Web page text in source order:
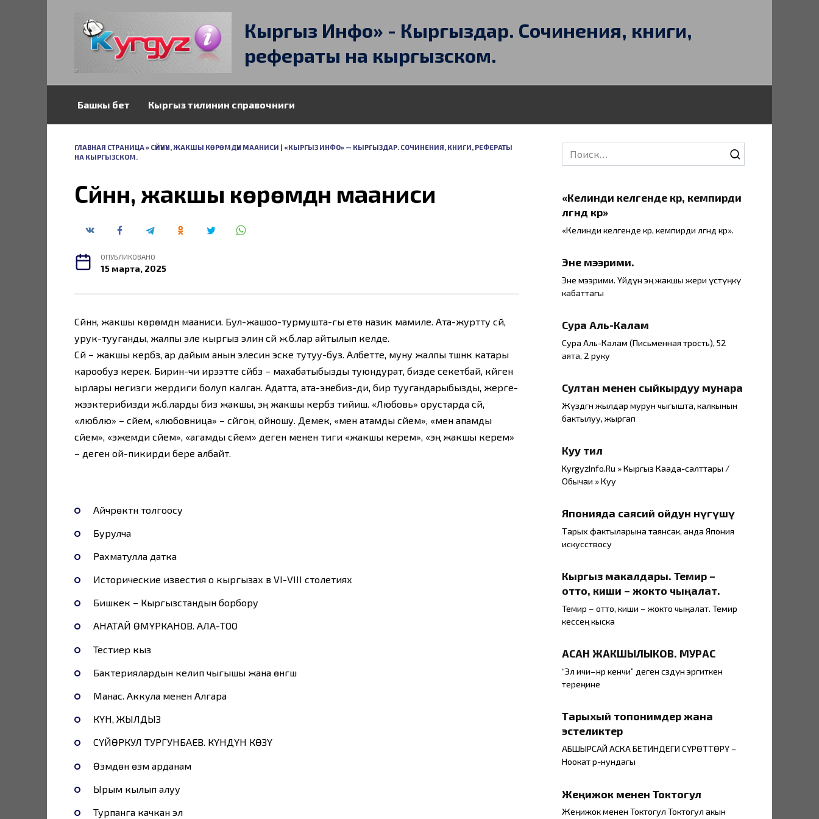
Кыргыз Инфо» - Кыргыздар. Сочинения, книги,
рефераты на кыргызском.
Башкы бет Кыргыз тилинин справочниги
ГЛАВНАЯ СТРАНИЦА» СҮЙҮҮНҮН, ЖАКШЫ КӨРӨМДҮН МААНИСИ | «КЫРГЫЗ ИНФО» — КЫРГЫЗДАР. СОЧИНЕНИЯ, КНИГИ, РЕФЕРАТЫ
НА КЫРГЫЗСКОМ.
Сүйүүнүн, жакшы көрөмдүн мааниси
ОПУБЛИКОВАНО
15 марта, 2025
Сүйүүнүн, жакшы көрөмдүн мааниси. Бул-жашоо-турмушта-гы етө назик мамиле. Ата-журтту сүйүү,
урук-тууганды, жалпы эле кыргыз элин сүйүү ж.б.лар айтылып келүүде.
Сүйүү – жакшы керүүбүз, ар дайым анын элесин эске тутуу-буз. Албетте, муну жалпы түшүнүк катары
карообуз керек. Бирин-чи ирээтте сүйүүбүз – махабатыбызды туюндурат, бизде секетбай, күйген
ырлары негизги жердиги болуп калган. Адатта, ата-энебиз-ди, бир туугандарыбызды, жерге-
жээктерибизди ж.б.ларды биз жакшы, эң жакшы керүүбүз тийиш. «Любовь» орустарда сүйүү,
«люблю» – сүйем, «любовница» – сүйгонү, ойношу. Демек, «мен атамды сүйем», «мен апамды
сүйем», «эжемди сүйем», «агамды сүйем» деген менен тиги «жакшы керем», «эң жакшы керем»
– де­ген ой-пикирди бере албайт.
Айчүрөктүн толгоосу
Бурулча
Рахматулла датка
Исторические известия о кыргызах в VI-VIII столетиях
Бишкек – Кыргызстандын борбору
АНАТАЙ ӨМҮРКАНОВ. АЛА-ТОО
Тестиер кыз
Бактериялардын келип чыгышы жана өнүгүшү
Манас. Аккула менен Алгара
КҮН, ЖЫЛДЫЗ
СҮЙӨРКУЛ ТУРГУНБАЕВ. КҮНДҮН КӨЗҮ
Өзүмдөн өзүм арданам
Ырым кылып алуу
Турпанга качкан эл
Search
for:
«Келинди келгенде көр, кемпирди
өлгөндө көр»
«Келинди келгенде көр, кемпирди өлгөндө көр».
Эне мээрими.
Эне мээрими. Үйдүн эң жакшы жери үстүңкү
кабаттагы
Сура Аль-Калам
Сура Аль-Калам (Письменная трость), 52
аята, 2 руку
Султан менен сыйкырдуу мунара
Жүздөгөн жылдар мурун чыгышта, калкынын
бактылуу, жыргап
Куу тил
KyrgyzInfo.Ru » Кыргыз Каада-салттары /
Обычаи » Куу
Японияда саясий ойдун өнүгүшү
Тарых фактыларына таянсак, анда Япония
искусствосу
Кыргыз макалдары. Темир –
отто, киши – жокто чыңалат.
Темир – отто, киши – жокто чыңалат. Темир
кессең кыска
АСАН ЖАКШЫЛЫКОВ. МУРАС
“Эл ичи–өнөр кенчи” деген сөздүн эргиткен
тереңине
Тарыхый топонимдер жана
эстеликтер
АБШЫРСАЙ АСКА БЕТИНДЕГИ СҮРӨТТӨРҮ –
Ноокат р-нундагы
Жеңижок менен Токтогул
Жеңижок менен Токтогул Токтогул акын